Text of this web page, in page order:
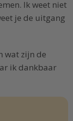
Ik weet niet
je de uitgang
wat zijn de
ik dankbaar